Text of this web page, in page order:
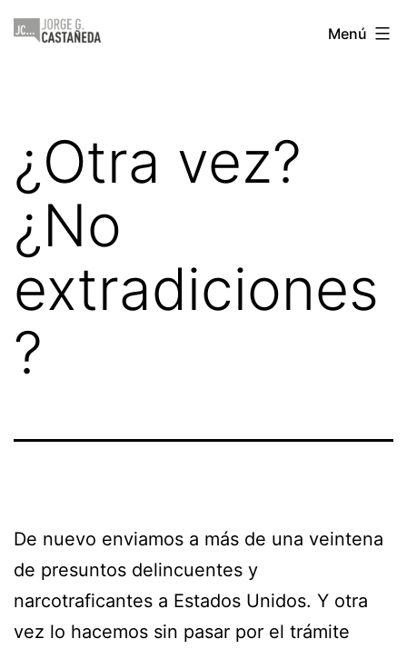
Saltar
Jorge
Menú
¿Otra vez?
¿No
extradiciones
?
De nuevo enviamos a más de una veintena
de presuntos delincuentes y
narcotraficantes a Estados Unidos. Y otra
vez lo hacemos sin pasar por el trámite